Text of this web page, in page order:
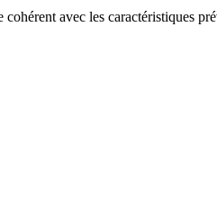
avec les caractéristiques